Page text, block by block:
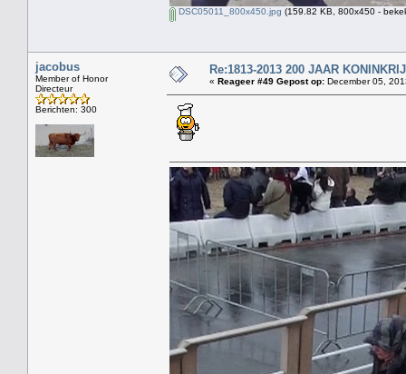
DSC05011_800x450.jpg (159.82 KB, 800x450 -
jacobus
Member of Honor
Directeur
Berichten: 300
Re:1813-2013 200 JAAR
« Reageer #49 Gepost op: December 05,